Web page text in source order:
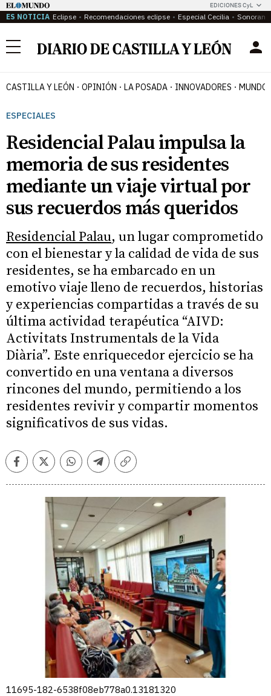
EDICIONES CyL
ES NOTICIA Eclipse Recomendaciones eclipse Especial Cecilia
Menú
CASTILLA Y LEÓN OPINIÓN LA POSADA INNOVADORES MUNDO
ESPECIALES
Residencial Palau impulsa la
memoria de sus residentes
mediante un viaje virtual por
sus recuerdos más queridos
Residencial Palau, un lugar comprometido
con el bienestar y la calidad de vida de sus
residentes, se ha embarcado en un
emotivo viaje lleno de recuerdos, historias
y experiencias compartidas a través de su
última actividad terapéutica “AIVD:
Activitats Instrumentals de la Vida
Diària”. Este enriquecedor ejercicio se ha
convertido en una ventana a diversos
rincones del mundo, permitiendo a los
residentes revivir y compartir momentos
significativos de sus vidas.
FacebookTwitterWhatsappTelegramCopiar
11695-182-6538f08eb778a0.13181320